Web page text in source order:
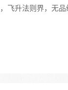
飞升法则界，无